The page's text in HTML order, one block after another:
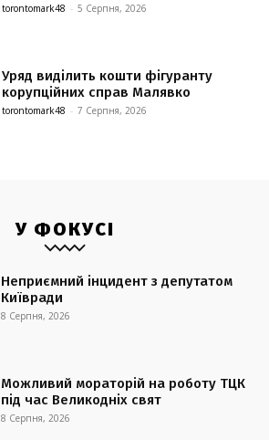
torontomark48 - 5 Серпня, 2026
Уряд виділить кошти фігуранту
корупційних справ Малявко
torontomark48 - 7 Серпня, 2026
У ФОКУСІ
Неприємний інцидент з депутатом
Київради
8 Серпня, 2026
Можливий мораторій на роботу ТЦК
під час Великодніх свят
8 Серпня, 2026